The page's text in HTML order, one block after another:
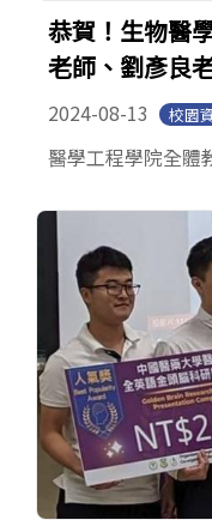
恭賀！生物醫
老師、劉彥良
2024-08-13 校園
醫學工程學院全體